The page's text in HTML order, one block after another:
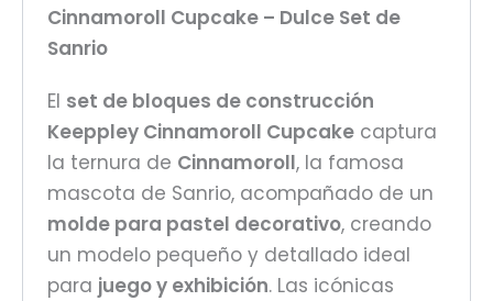
Cinnamoroll Cupcake – Dulce Set de
Sanrio
El set de bloques de construcción
Keeppley Cinnamoroll Cupcake captura
la ternura de Cinnamoroll, la famosa
mascota de Sanrio, acompañado de un
molde para pastel decorativo, creando
un modelo pequeño y detallado ideal
para juego y exhibición. Las icónicas